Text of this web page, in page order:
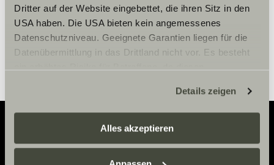
Dritter auf der Website eingebettet, die ihren Sitz in den
USA haben. Die USA bieten kein angemessenes
Datenschutzniveau. Geeignete Garantien liegen für die
Datenübermittlung in das Drittland nicht vor. Es besteht
zustehen. Eingesetzte Dienstleister können Daten für
eigene Zwecke verarbeiten und mit anderen Daten
zusammenführen. Weitere Informationen finden Sie hier:
Datenschutzerklärung
Details zeigen
Alles akzeptieren
Adventure